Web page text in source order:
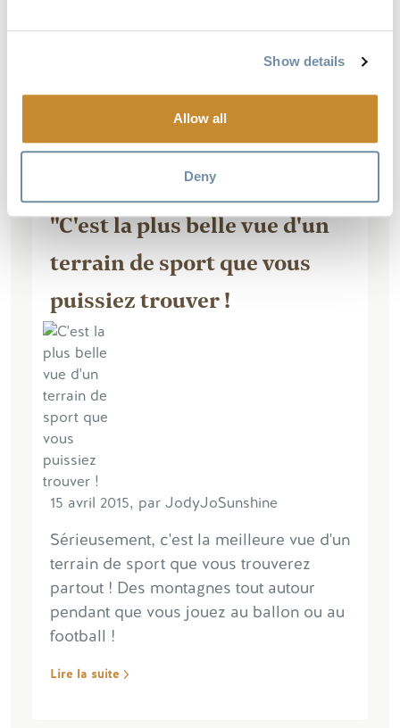
Show details
Allow all
Deny
de terrains de football et de terrains de
balle. Pourrait être un peu plus...
Lire la suite
"C'est la plus belle vue d'un
terrain de sport que vous
puissiez trouver !
15 avril 2015, par JodyJoSunshine
Sérieusement, c'est la meilleure vue d'un
terrain de sport que vous trouverez
partout ! Des montagnes tout autour
pendant que vous jouez au ballon ou au
football !
Lire la suite